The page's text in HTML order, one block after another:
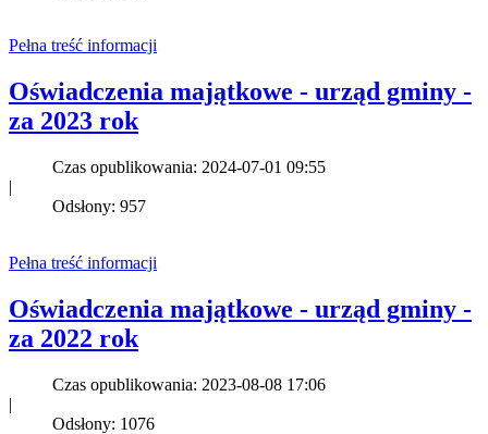
Pełna treść informacji
Oświadczenia majątkowe - urząd gminy -
za 2023 rok
Czas opublikowania: 2024-07-01 09:55
|
Odsłony: 957
Pełna treść informacji
Oświadczenia majątkowe - urząd gminy -
za 2022 rok
Czas opublikowania: 2023-08-08 17:06
|
Odsłony: 1076